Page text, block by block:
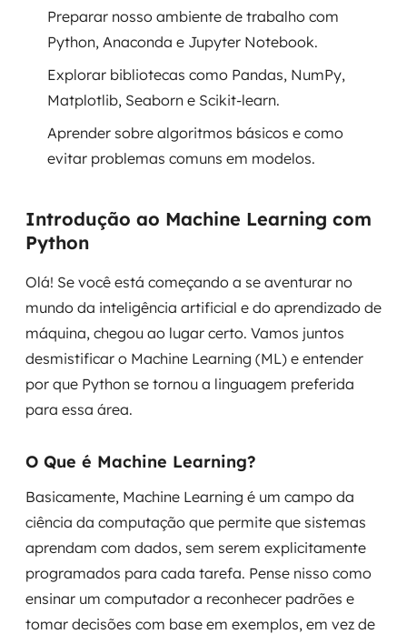
UX / UI design
Sustentar operações com eficiência
Sustentação de aplicações
Monitoramento 24x7
FinOps
Billing Cloud
Gestão de infraestrutura
DevSecOps
MSS
Consultoria de segurança
Preparar nosso ambiente de trabalho com
Python, Anaconda e Jupyter Notebook.
Explorar bibliotecas como Pandas, NumPy,
Matplotlib, Seaborn e Scikit-learn.
Aprender sobre algoritmos básicos e como
evitar problemas comuns em modelos.
Introdução ao Machine Learning com
Python
Olá! Se você está começando a se aventurar no
mundo da inteligência artificial e do aprendizado de
máquina, chegou ao lugar certo. Vamos juntos
desmistificar o Machine Learning (ML) e entender
por que Python se tornou a linguagem preferida
para essa área.
O Que é Machine Learning?
Basicamente, Machine Learning é um campo da
ciência da computação que permite que sistemas
aprendam com dados, sem serem explicitamente
programados para cada tarefa. Pense nisso como
ensinar um computador a reconhecer padrões e
tomar decisões com base em exemplos, em vez de